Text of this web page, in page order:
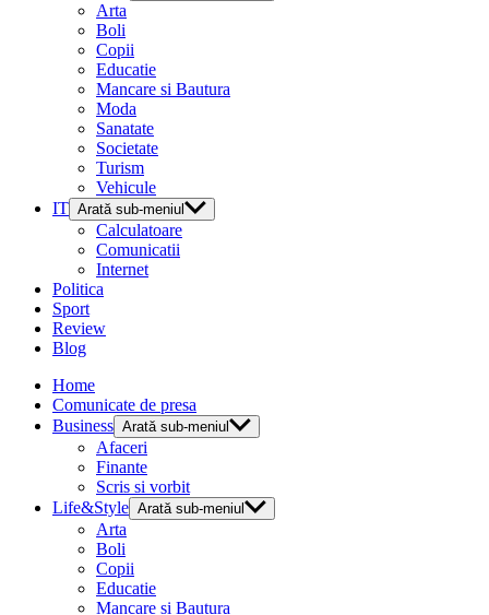
Arta
Boli
Copii
Educatie
Mancare si Bautura
Moda
Sanatate
Societate
Turism
Vehicule
IT Arată sub-meniul
Calculatoare
Comunicatii
Internet
Politica
Sport
Review
Blog
Home
Comunicate de presa
Business Arată sub-meniul
Afaceri
Finante
Scris si vorbit
Life&Style Arată sub-meniul
Arta
Boli
Copii
Educatie
Mancare si Bautura